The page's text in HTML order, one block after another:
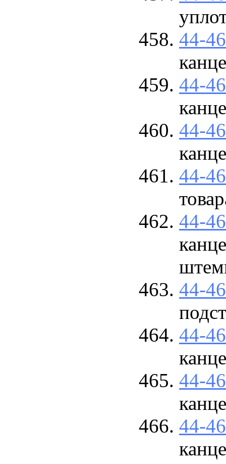
44-
44-
44-
44-
44-
44-
44-
44-
44-